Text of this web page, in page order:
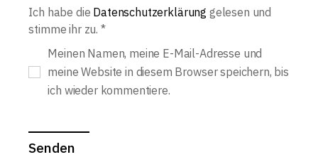
Ich habe die Datenschutzerklärung gelesen und
stimme ihr zu. *
Meinen Namen, meine E-Mail-Adresse und
meine Website in diesem Browser speichern, bis
ich wieder kommentiere.
Senden